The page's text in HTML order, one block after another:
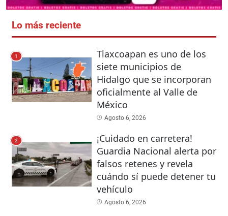
Lo más reciente
1
Tlaxcoapan es uno de los
siete municipios de
Hidalgo que se incorporan
oficialmente al Valle de
México
Agosto 6, 2026
2
¡Cuidado en carretera!
Guardia Nacional alerta por
falsos retenes y revela
cuándo sí puede detener tu
vehículo
Agosto 6, 2026